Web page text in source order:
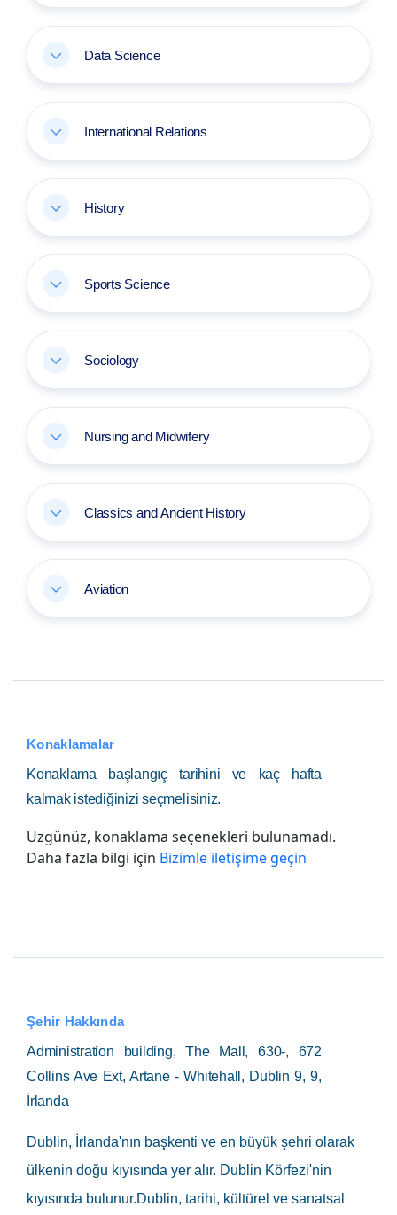
Data Science
International Relations
History
Sports Science
Sociology
Nursing and Midwifery
Classics and Ancient History
Aviation
Konaklamalar
Konaklama başlangıç tarihini ve kaç hafta
kalmak istediğinizi seçmelisiniz.
Üzgünüz, konaklama seçenekleri bulunamadı.
Daha fazla bilgi için Bizimle iletişime geçin
Şehir Hakkında
Administration building, The Mall, 630-, 672
Collins Ave Ext, Artane - Whitehall, Dublin 9, 9,
İrlanda
Dublin, İrlanda'nın başkenti ve en büyük şehri olarak
ülkenin doğu kıyısında yer alır. Dublin Körfezi'nin
kıyısında bulunur.Dublin, tarihi, kültürel ve sanatsal